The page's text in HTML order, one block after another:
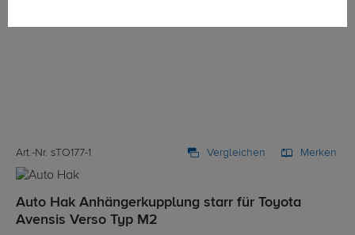
Art.-Nr. sTO177-1 Vergleichen Merken
Auto Hak Anhängerkupplung starr für Toyota
Avensis Verso Typ M2